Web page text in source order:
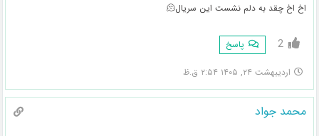
اخ اخ چقد به دلم نشست این سریال🫠
2 پاسخ
اردیبهشت ۲۴, ۱۴۰۵ ۲:۵۴ ق.ظ
محمد جواد